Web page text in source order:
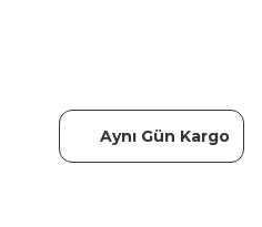
Aynı Gün Kargo